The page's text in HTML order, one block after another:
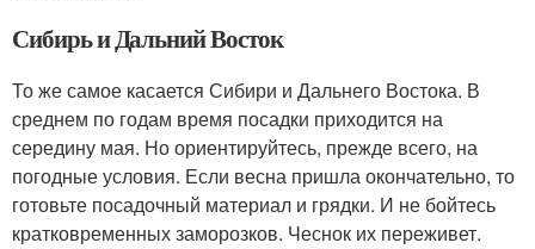
Сибирь и Дальний Восток
То же самое касается Сибири и Дальнего Востока. В
среднем по годам время посадки приходится на
середину мая. Но ориентируйтесь, прежде всего, на
погодные условия. Если весна пришла окончательно, то
готовьте посадочный материал и грядки. И не бойтесь
кратковременных заморозков. Чеснок их переживет.